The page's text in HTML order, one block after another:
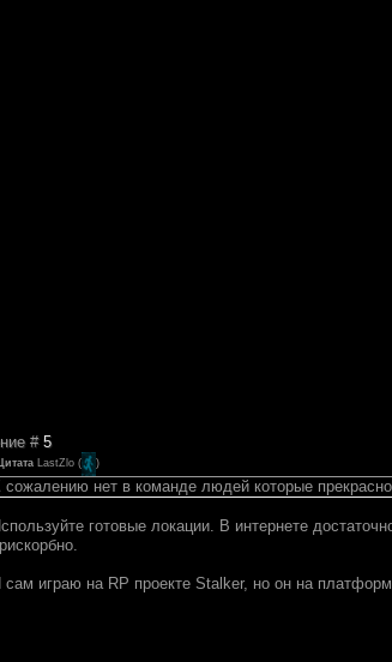
# 5
Цитата LastZlo ( )
сожалению нет в команде людей которые
готовые локации. В интернете
сам играю на RP проекте Stalker, но он на